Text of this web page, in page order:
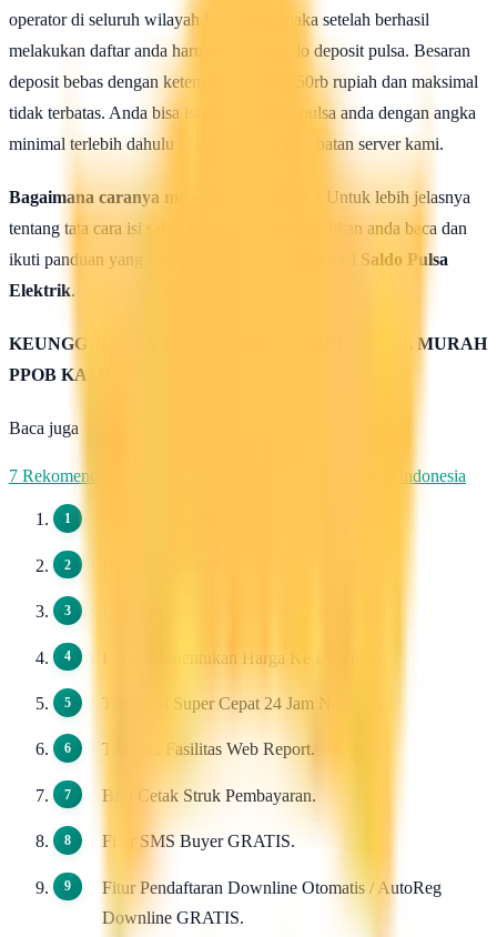
operator di seluruh wilayah Indonesia, maka setelah berhasil
melakukan daftar anda harus mengisi saldo deposit pulsa. Besaran
deposit bebas dengan ketentuan minimal 50rb rupiah dan maksimal
tidak terbatas. Anda bisa isi deposit saldo pulsa anda dengan angka
minimal terlebih dahulu untuk uji coba kehebatan server kami.
Bagaimana caranya mengisi saldo pulsa ?
Untuk lebih jelasnya
tentang tata cara isi saldo deposit pulsa ini silahkan anda baca dan
ikuti panduan yang terdapat di halaman :
Cara isi Saldo Pulsa
Elektrik.
KEUNGGULAN & KELEBIHAN SERVER PULSA MURAH
PPOB KAMI
Baca juga
7 Rekomendasi Pengirim WhatsApp Massal Terbaik di Indonesia
Bebas Menentukan Harga Ke Downline.
Transaksi Super Cepat 24 Jam Non Stop.
Tersedia Fasilitas Web Report.
Bisa Cetak Struk Pembayaran.
Fitur SMS Buyer GRATIS.
Fitur Pendaftaran Downline Otomatis / AutoReg
Downline GRATIS.